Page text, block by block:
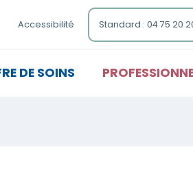
Accessibilité Standard : 04 75 20
DE SOINS